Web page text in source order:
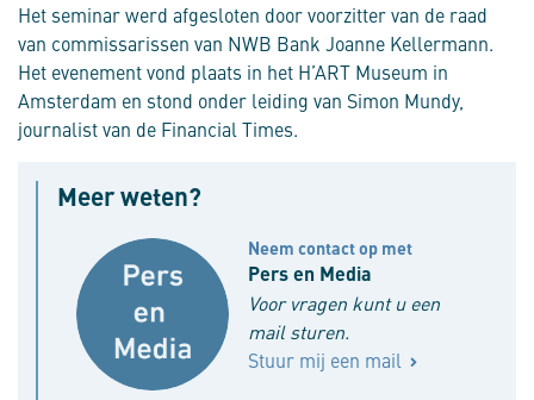
Het seminar werd afgesloten door voorzitter van de raad
van commissarissen van NWB Bank Joanne Kellermann.
Het evenement vond plaats in het H’ART Museum in
Amsterdam en stond onder leiding van Simon Mundy,
journalist van de Financial Times.
Meer weten?
Neem contact op met
Pers en Media
Voor vragen kunt u een
mail sturen.
Stuur mij een mail